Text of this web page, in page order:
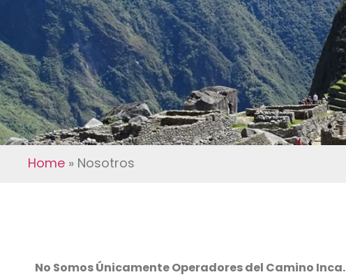
Home » Nosotros
No Somos Únicamente Operadores del Camino Inca.